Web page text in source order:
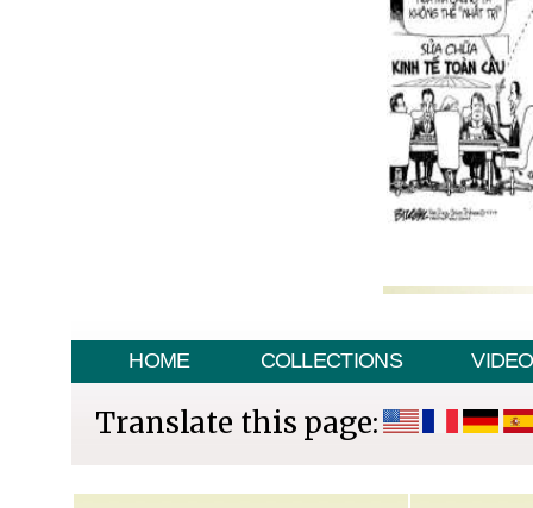
HOME COLLECTIONS VIDEO
Translate this page: